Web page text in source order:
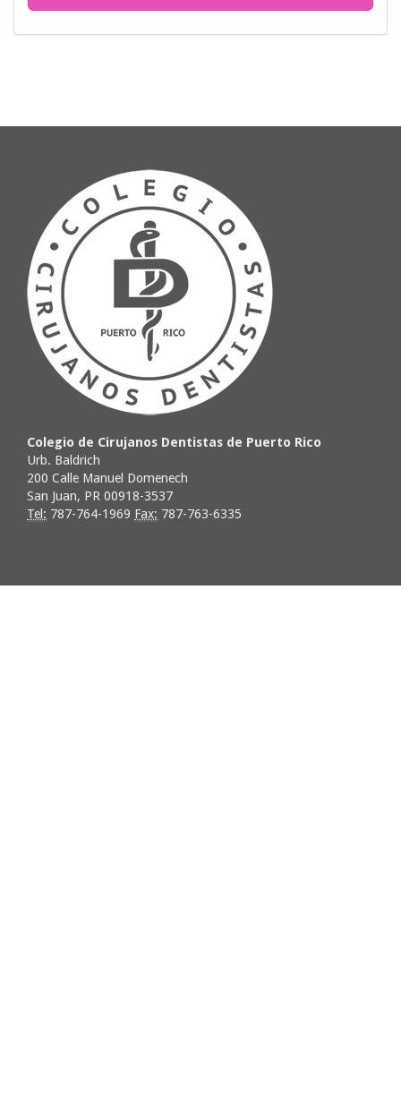
Colegio de Cirujanos Dentistas de Puerto Rico
Urb. Baldrich
200 Calle Manuel Domenech
San Juan, PR 00918-3537
Tel: 787-764-1969 Fax: 787-763-6335